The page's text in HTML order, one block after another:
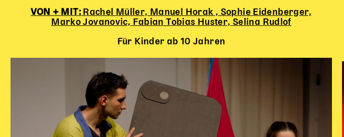
VON + MIT: Rachel Müller, Manuel Horak , Sophie Eidenberger,
Marko Jovanovic, Fabian Tobias Huster, Selina Rudlof
Für Kinder ab 10 Jahren